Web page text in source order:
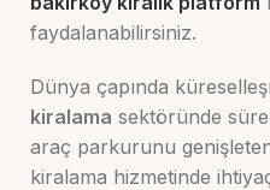
faydalanabilirsiniz.
Dünya çapında
kiralama sektöründe
araç parkurunu
kiralama hizmetinde